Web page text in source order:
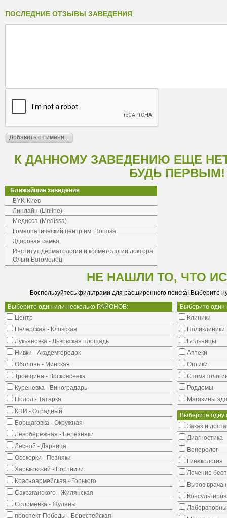
ПОСЛЕДНИЕ ОТЗЫВЫ ЗАВЕДЕНИЯ
К ДАННОМУ ЗАВЕДЕНИЮ ЕЩЕ
БУДЬ ПЕРВЫМ!
Ближайшие заведения
BYK-Киев
Линлайн (Linline)
Медисса (Medissa)
Гомеопатический центр им. Попова
Здоровая семья
Институт дерматологии и косметологии доктора
Ольги Богомолец
НЕ НАШЛИ ТО, ЧТО
Воспользуйтесь фильтрами для расширенного поиска! Выберите
Выберите один или несколько РАЙОНОВ:
Центр
Печерская - Кловская
Лукьяновка - Львовская площадь
Нивки - Академгородок
Оболонь - Минская
Троещина - Воскресенка
Куреневка - Виноградарь
Подол - Татарка
КПИ - Отрадный
Борщаговка - Окружная
Левобережная - Березняки
Лесной - Дарница
Осокорки - Позняки
Харьковский - Бортничи
Красноармейская - Горького
Саксаганского - Жилянская
Соломенка - Жуляны
проспект Победы - Берестейская
Выберите
Клиники
Поликлиники
Больницы
Аптеки
Оптики
Роддомы
Магазины
Выберите одну
Заказ и
Диагностика
Венеролог
Гинекология
Лечение
Вызов врача